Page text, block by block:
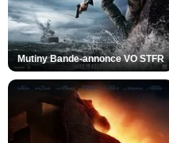
Mutiny Bande-annonce VO STFR